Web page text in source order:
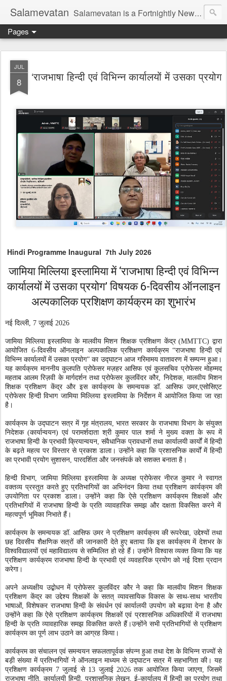
Salamevatan Salamevatan is a Fortnightly Newspaper published from Aligarh, India. Established on 15th August, 2003, the Newspaper aims to provide quality News, Views, Articles, Essays, interviews and many other things which are beneficial to the Common people of India, making them aware and helping them in performing their day to day activities more efficiently and effectively.
Pages
JUL
8 ‘राजभाषा हिन्दी एवं विभिन्न कार्यालयों में उसका प्रयोग
Hindi Programme Inaugural 7th July 2026
जामिया मिल्लिया इस्लामिया में ‘राजभाषा हिन्दी एवं विभिन्न
कार्यालयों में उसका प्रयोग’ विषयक 6-दिवसीय ऑनलाइन
अल्पकालिक प्रशिक्षण कार्यक्रम का शुभारंभ
नई दिल्ली, 7 जुलाई 2026
जामिया मिल्लिया इस्लामिया के मालवीय मिशन शिक्षक प्रशिक्षण केंद्र (MMTTC)द्वारा
आयोजित 6-दिवसीय ऑनलाइन अल्पकालिक प्रशिक्षण कार्यक्रम “राजभाषा हिन्दी एवं
विभिन्न कार्यालयों में उसका प्रयोग”का उद्घाटन आज गरिमामय वातावरण में सम्पन्न हुआ।
यह कार्यक्रम माननीय कुलपति प्रोफेसर मज़हर आसिफ एवं कुलसचिव प्रोफेसर मोहम्मद
महताब आलम रिज़वी के मार्गदर्शन तथा प्रोफेसर कुलविंदर कौर, निदेशक, मालवीय मिशन
शिक्षक प्रशिक्षण केंद्र और इस कार्यक्रम के समन्वयक डॉ. आसिफ उमर,एसोसिएट
प्रोफेसर हिन्दी विभाग जामिया मिल्लिया इस्लामिया के निर्देशन में आयोजित किया जा रहा
है।
कार्यक्रम के उद्घाटन सत्र में गृह मंत्रालय,भारत सरकार के राजभाषा विभाग के संयुक्त
निदेशक (कार्यान्वयन) एवं परामर्शदाता श्री कुमार पाल शर्मा ने मुख्य वक्ता के रूप में
राजभाषा हिन्दी के प्रभावी क्रियान्वयन ,संवैधानिक प्रावधानों तथा कार्यालयी कार्यों में हिन्दी
के बढ़ते महत्व पर विस्तार से प्रकाश डाला। उन्होंने कहा कि प्रशासनिक कार्यों में हिन्दी
का प्रभावी प्रयोग सुशासन पारदर्शिता और जनसंपर्क को सशक्त बनाता है।
हिन्दी विभाग, जामिया मिल्लिया इस्लामिया के अध्यक्ष प्रोफेसर नीरज कुमार ने स्वागत
वक्तव्य प्रस्तुत करते हुए प्रतिभागियों का अभिनंदन किया तथा प्रशिक्षण कार्यक्रम की
उपयोगिता पर प्रकाश डाला। उन्होंने कहा कि ऐसे प्रशिक्षण कार्यक्रम शिक्षकों और
प्रतिभागियों में राजभाषा हिन्दी के प्रति व्यावहारिक समझ और दक्षता विकसित करने में
महत्वपूर्ण भूमिका निभाते हैं।
कार्यक्रम के समन्वयक डॉ. आसिफ उमर ने प्रशिक्षण कार्यक्रम की रूपरेखा,उद्देश्यों तथा
छह दिवसीय शैक्षणिक सत्रों की जानकारी देते हुए बताया कि इस कार्यक्रम में देशभर के
विश्वविद्यालयों एवं महाविद्यालय से सम्मिलित हो रहे हैं। उन्होंने विश्वास व्यक्त किया कि यह
प्रशिक्षण कार्यक्रम राजभाषा हिन्दी के प्रभावी एवं व्यवहारिक प्रयोग को नई दिशा प्रदान
करेगा।
अपने अध्यक्षीय उद्बोधन में प्रोफेसर कुलविंदर कौर ने कहा कि मालवीय मिशन शिक्षक
प्रशिक्षण केंद्र का उद्देश्य शिक्षकों के सतत् व्यावसायिक विकास के साथ-साथ भारतीय
भाषाओं,विशेषकर राजभाषा हिन्दी के संवर्धन एवं कार्यालयी उपयोग को बढ़ावा देना है और
उन्होंने कहा कि ऐसे प्रशिक्षण कार्यक्रम शिक्षकों एवं प्रशासनिक अधिकारियों में राजभाषा
हिन्दी के प्रति व्यावहारिक समझ विकसित करते हैं।उन्होंने सभी प्रतिभागियों से प्रशिक्षण
कार्यक्रम का पूर्ण लाभ उठाने का आग्रह किया।
कार्यक्रम का संचालन एवं समन्वयन सफलतापूर्वक संपन्न हुआ तथा देश के विभिन्न राज्यों से
बड़ी संख्या में प्रतिभागियों ने ऑनलाइन माध्यम से उद्घाटन सत्र में सहभागिता की। यह
प्रशिक्षण कार्यक्रम 7जुलाई से 13 जुलाई 2026तक आयोजित किया जाएगा,जिसमें
राजभाषा नीति कार्यालयी हिन्दी, प्रशासनिक लेखन ई-कार्यालय में हिन्दी का प्रयोग तथा